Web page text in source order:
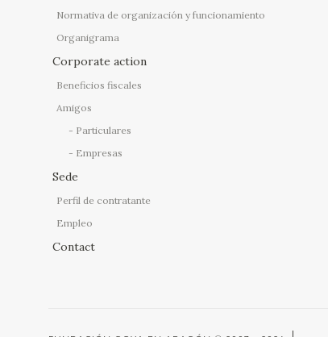
Normativa de organización y funcionamiento
Organigrama
Corporate action
Beneficios fiscales
Amigos
Particulares
Empresas
Sede
Perfil de contratante
Empleo
Contact